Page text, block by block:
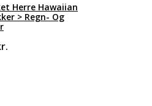
Herre Hawaiian
> Regn- Og